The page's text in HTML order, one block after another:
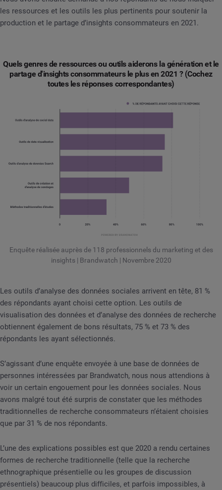
les ressources et les outils les plus pertinents pour soutenir la
production et le partage d’insights consommateurs en 2021.
Quels genres de ressources ou outils aiderons la génération et le
partage d'insights consommateurs le plus en 2021 ? (Cochez
toutes les réponses correspondantes)
Enquête réalisée auprès de 118 professionnels du marketing et des
insights | Brandwatch | Novembre 2020
Les outils d’analyse des données sociales arrivent en tête, 81 %
des répondants ayant choisi cette option. Les outils de
visualisation des données et d’analyse des données de recherche
obtiennent également de bons résultats, 75 % et 73 % des
répondants les ayant sélectionnés.
S’agissant d’une enquête envoyée à une base de données de
personnes intéressées par Brandwatch, nous nous attendions à
voir un certain engouement pour les données sociales. Nous
avons malgré tout été surpris de constater que les méthodes
traditionnelles de recherche consommateurs n’étaient choisies
que par 31 % de nos répondants.
L’une des explications possibles est que 2020 a rendu certaines
formes de recherche traditionnelle (telle que la recherche
ethnographique présentielle ou les groupes de discussion
présentiels) beaucoup plus difficiles, et parfois impossibles, à